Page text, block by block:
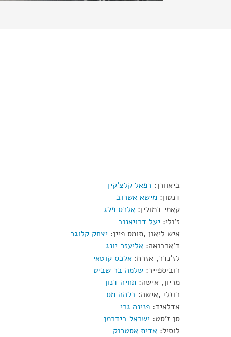
ביאוורן: רפאל קלצ'קין
דנטון: מישא אשרוב
קאמי דמולין: אלכס פלג
ז'ולי: יעל דרויאנוב
איש ליאון ,תומס פיין: יצחק קלוגר
ד'ארבואה: אליעזר יונג
לז'נדר, אזרח: אלכס קוטאי
רוביספייר: שלמה בר שביט
מריון, אישה: תחיה דנון
רוזלי ,אישה: בלהה מס
אדלאיד: פנינה גרי
סן ז'סט: ישראל בידרמן
לוסיל: אדית אסטרוק